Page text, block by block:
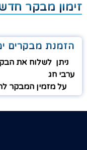
זימון מבקר חדש
הזמנת מבקרים
ערבי חג
על מזמין המבקר